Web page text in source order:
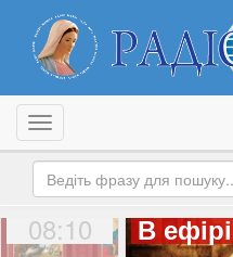
Toggle navigation
08:10 В ефірі